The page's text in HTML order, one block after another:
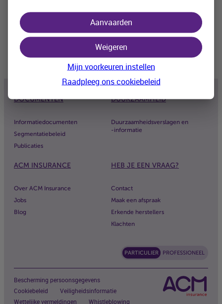
Dan kan je je contract(en) rechtstreeks
beheren in Beobank Online / Mobile
DOCUMENTEN
Informatiedocumenten
Segmentatiebeleid
Publicaties
DUURZAAMHEID
Duurzaamheidsverslagen en
-informatie
ACM INSURANCE
Over ACM Insurance
Jobs
Blog
HEB JE EEN VRAAG?
Contact
Maak een afspraak
Erkende herstellers
Klachten
PARTICULIER PROFESSIONEEL
Bescherming persoonsgegevens
Cookiebeleid
Veiligheidsinformatie
Wettelijke vermeldingen
Whistleblowing
Aanvaarden
Weigeren
Mijn voorkeuren instellen
Raadpleeg ons cookiebeleid